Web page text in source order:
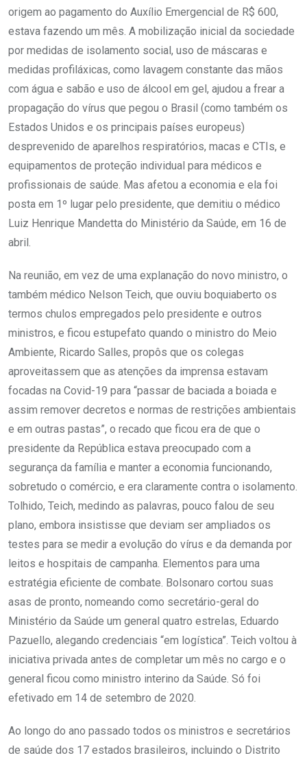
origem ao pagamento do Auxílio Emergencial de R$ 600,
estava fazendo um mês. A mobilização inicial da sociedade
por medidas de isolamento social, uso de máscaras e
medidas profiláxicas, como lavagem constante das mãos
com água e sabão e uso de álcool em gel, ajudou a frear a
propagação do vírus que pegou o Brasil (como também os
Estados Unidos e os principais países europeus)
desprevenido de aparelhos respiratórios, macas e CTIs, e
equipamentos de proteção individual para médicos e
profissionais de saúde. Mas afetou a economia e ela foi
posta em 1º lugar pelo presidente, que demitiu o médico
Luiz Henrique Mandetta do Ministério da Saúde, em 16 de
abril.
Na reunião, em vez de uma explanação do novo ministro, o
também médico Nelson Teich, que ouviu boquiaberto os
termos chulos empregados pelo presidente e outros
ministros, e ficou estupefato quando o ministro do Meio
Ambiente, Ricardo Salles, propôs que os colegas
aproveitassem que as atenções da imprensa estavam
focadas na Covid-19 para “passar de baciada a boiada e
assim remover decretos e normas de restrições ambientais
e em outras pastas”, o recado que ficou era de que o
presidente da República estava preocupado com a
segurança da família e manter a economia funcionando,
sobretudo o comércio, e era claramente contra o isolamento.
Tolhido, Teich, medindo as palavras, pouco falou de seu
plano, embora insistisse que deviam ser ampliados os
testes para se medir a evolução do vírus e da demanda por
leitos e hospitais de campanha. Elementos para uma
estratégia eficiente de combate. Bolsonaro cortou suas
asas de pronto, nomeando como secretário-geral do
Ministério da Saúde um general quatro estrelas, Eduardo
Pazuello, alegando credenciais “em logística”. Teich voltou à
iniciativa privada antes de completar um mês no cargo e o
general ficou como ministro interino da Saúde. Só foi
efetivado em 14 de setembro de 2020.
Ao longo do ano passado todos os ministros e secretários
de saúde dos 17 estados brasileiros, incluindo o Distrito